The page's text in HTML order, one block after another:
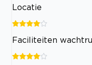
Locatie
Faciliteiten